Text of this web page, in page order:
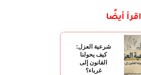
اقرأ أيضًا
شرعية العزل:
كيف يحولنا
القانون إلى
غرباء؟